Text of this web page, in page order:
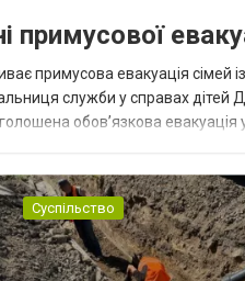
примусова евакуація
служби у справах
обов’язкова
Суспільство